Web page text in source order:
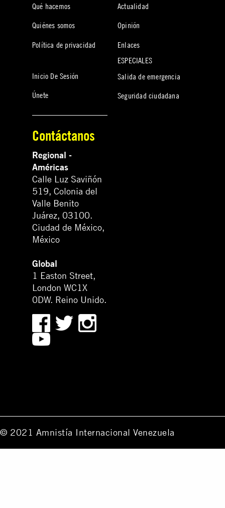
Qué hacemos
Quiénes somos
Política de privacidad
Inicio De Sesión
Únete
Actualidad
Opinión
Enlaces
ESPECIALES
Salida de emergencia
Seguridad ciudadana
Contáctanos
Regional -
Américas
Calle Luz Saviñón
519, Colonia del
Valle Benito
Juárez, 03100.
Ciudad de México,
México
Global
1 Easton Street,
London WC1X
0DW. Reino Unido.
© 2021 Amnistía Internacional Venezuela